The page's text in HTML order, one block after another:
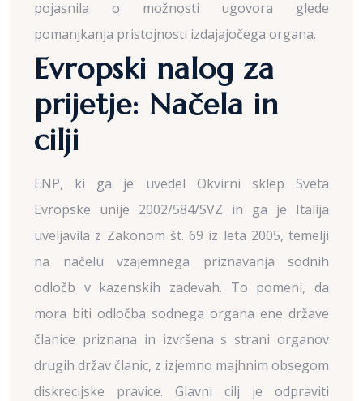
pojasnila o možnosti ugovora glede
pomanjkanja pristojnosti izdajajočega organa.
Evropski nalog za
prijetje: Načela in
cilji
ENP, ki ga je uvedel Okvirni sklep Sveta
Evropske unije 2002/584/SVZ in ga je Italija
uveljavila z Zakonom št. 69 iz leta 2005, temelji
na načelu vzajemnega priznavanja sodnih
odločb v kazenskih zadevah. To pomeni, da
mora biti odločba sodnega organa ene države
članice priznana in izvršena s strani organov
drugih držav članic, z izjemno majhnim obsegom
diskrecijske pravice. Glavni cilj je odpraviti